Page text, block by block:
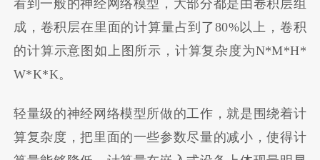
看到一般的神经网络模型，大部分都是由卷积层组
成，卷积层在里面的计算量占到了80%以上，卷积
的计算示意图如上图所示，计算复杂度为N*M*H*
W*K*K。
轻量级的神经网络模型所做的工作，就是围绕着计
算复杂度，把里面的一些参数尽量的减小，使得计